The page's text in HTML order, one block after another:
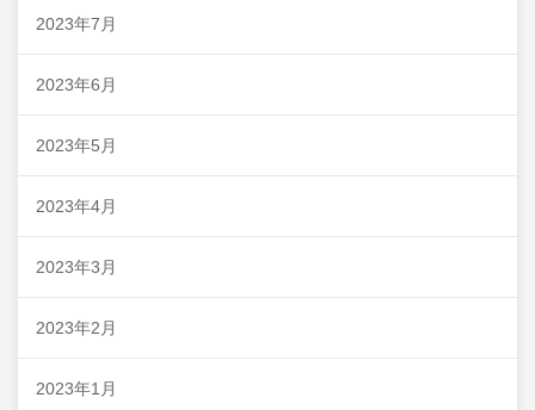
2023年7月
2023年6月
2023年5月
2023年4月
2023年3月
2023年2月
2023年1月